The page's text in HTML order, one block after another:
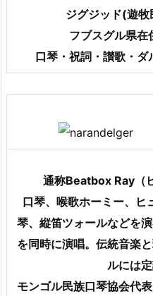
ジグジッド(遊牧
フブスグル県在
口琴・祝詞・讃歌・ダ
通称Beatbox Ray（
口琴、喉歌ホーミー、ヒ
琴、縦笛ツォールなどを
を同時に演唱。伝統音楽
ルには定
モンゴル民族口琴協会代